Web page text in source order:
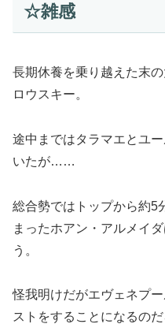
☆雑感
長期休養を乗り越えた末
ロウスキー。
途中まではタラマエとユ
いたが……
総合勢ではトップから約5
まったホアン・アルメイ
う。
怪我明けだがエヴェネプ
ストをすることになるのだ